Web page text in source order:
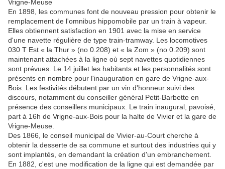
Vrigne-Meuse
En 1898, les communes font de nouveau pression pour obtenir le
remplacement de l'omnibus hippomobile par un train à vapeur.
Elles obtiennent satisfaction en 1901 avec la mise en service
d'une navette régulière de type train-tramway. Les locomotives
030 T Est « la Thur » (no 0.208) et « la Zom » (no 0.209) sont
maintenant attachées à la ligne où sept navettes quotidiennes
sont prévues. Le 14 juillet les habitants et les personnalités sont
présents en nombre pour l'inauguration en gare de Vrigne-aux-
Bois. Les festivités débutent par un vin d'honneur suivi des
discours, notamment du conseiller général Petit-Barbette en
présence des conseillers municipaux. Le train inaugural, pavoisé,
part à 16h de Vrigne-aux-Bois pour la halte de Vivier et la gare de
Vrigne-Meuse.
Des 1866, le conseil municipal de Vivier-au-Court cherche à
obtenir la desserte de sa commune et surtout des industries qui y
sont implantés, en demandant la création d'un embranchement.
En 1882, c'est une modification de la ligne qui est demandée par